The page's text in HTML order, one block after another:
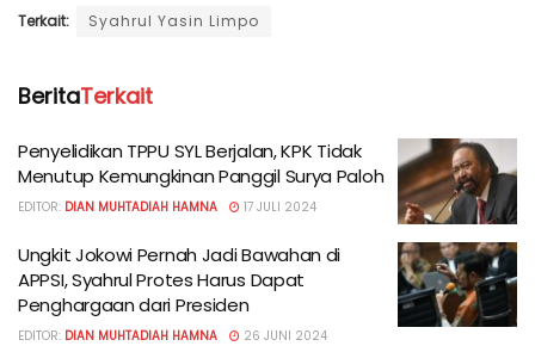
Terkait: Syahrul Yasin Limpo
BeritaTerkait
Penyelidikan TPPU SYL Berjalan, KPK Tidak
Menutup Kemungkinan Panggil Surya Paloh
EDITOR: DIAN MUHTADIAH HAMNA 17 JULI 2024
Ungkit Jokowi Pernah Jadi Bawahan di
APPSI, Syahrul Protes Harus Dapat
Penghargaan dari Presiden
EDITOR: DIAN MUHTADIAH HAMNA 26 JUNI 2024